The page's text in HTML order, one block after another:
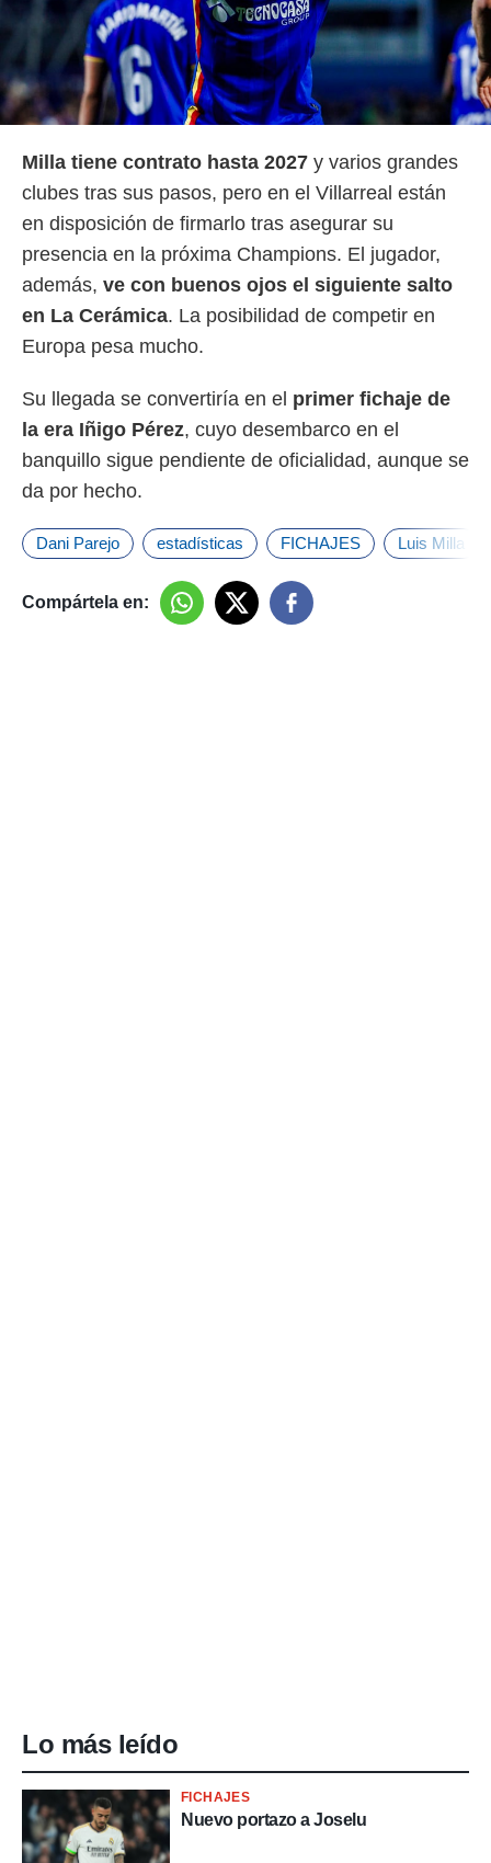
Milla tiene contrato hasta 2027 y varios grandes
clubes tras sus pasos, pero en el Villarreal están
en disposición de firmarlo tras asegurar su
presencia en la próxima Champions. El jugador,
además, ve con buenos ojos el siguiente salto
en La Cerámica. La posibilidad de competir en
Europa pesa mucho.
Su llegada se convertiría en el primer fichaje de
la era Iñigo Pérez, cuyo desembarco en el
banquillo sigue pendiente de oficialidad, aunque se
da por hecho.
Dani Parejo estadísticas FICHAJES Luis Milla
Compártela en:
Lo más leído
FICHAJES
Nuevo portazo a Joselu